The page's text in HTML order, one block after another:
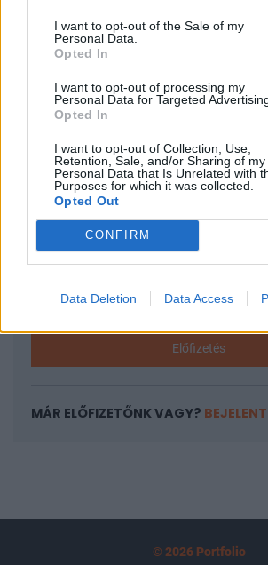
I want to opt-out of the Sale of my
Personal Data.
Opted In
I want to opt-out of processing my
Personal Data for Targeted
Opted In
I want to opt-out of Collection, Use,
Retention, Sale, and/or Sharing of my
Personal Data that Is Unrelated with
Purposes for which it was collected.
Opted Out
CONFIRM
Data Deletion Data Access
hosszú távú fenntarthatósága
kormány jelentős részvényvagyont
KEDVES OLVASÓNK!
A keresett cikk a portfolio.hu
tartozik, melynek olvasása
regisztrációhoz kötött.
Az előfizetés a következőket
kötéslistái
Előfizetés
MÁR ELŐFIZETŐNK VAGY?
© 2026 Portfolio